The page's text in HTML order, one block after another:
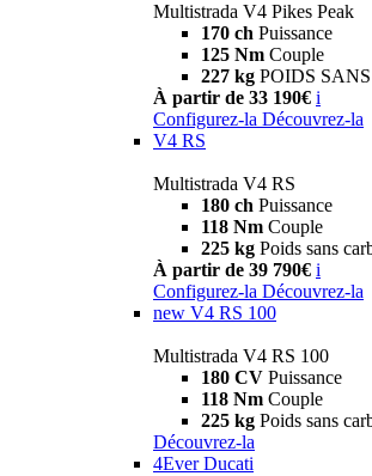
Multistrada V4 Pikes Peak
170 ch Puissance
125 Nm Couple
227 kg POIDS
À partir de 33 190€ i
Configurez-la Découvrez-la
V4 RS
Multistrada V4 RS
180 ch Puissance
118 Nm Couple
225 kg Poids sans
À partir de 39 790€ i
Configurez-la Découvrez-la
new V4 RS 100
Multistrada V4 RS 100
180 CV Puissance
118 Nm Couple
225 kg Poids sans
Découvrez-la
4Ever Ducati